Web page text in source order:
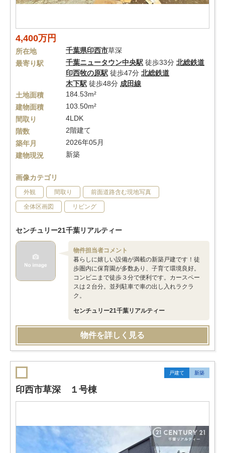
4,400万円
所在地 千葉県印西市草深
最寄り駅
千葉ニュータウン中央駅 徒歩33分 北総鉄道
印西牧の原駅 徒歩47分 北総鉄道
木下駅 徒歩48分 成田線
土地面積
184.53m²
建物面積
103.50m²
間取り
4LDK
階数
2階建て
築年月
2026年05月
建物現況
新築
画像カテゴリ
外観 間取り 前面道路含む現地写真
全体区画図 リビング
センチュリー21千葉リアルティー
物件担当者コメント
暮らしに嬉しい設備が満載の新築戸建です！徒
歩圏内に保育園が多数あり、子育て環境良好。
コンビニまで徒歩３分で便利です。カースペー
スは２台分。並列駐車で車の出し入れラクラ
ク。
センチュリー21千葉リアルティー
物件を詳しく見る
戸建て 新築
印西市草深 １号棟